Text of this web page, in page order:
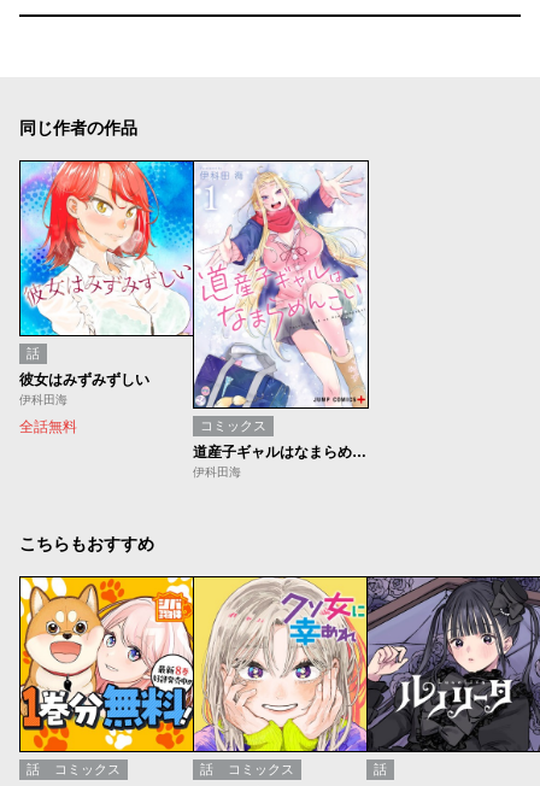
同じ作者の作品
話
彼女はみずみずしい
伊科田海
全話無料 コミックス
道産子ギャルはなまらめんこい【期間限定無料】
伊科田海
こちらもおすすめ
話 コミックス 話 コミックス 話